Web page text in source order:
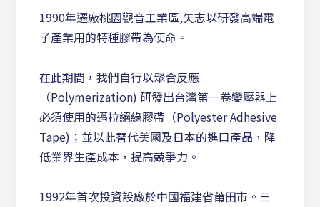
1990年遷廠桃園觀音工業區,矢志以研發高端電
子產業用的特種膠帶為使命。
在此期間，我們自行以聚合反應
（Polymerization) 研發出台灣第一卷變壓器上
必須使用的邁拉絕緣膠帶（Polyester Adhesive
Tape)；並以此替代美國及日本的進口產品，降
低業界生產成本，提高兢爭力。
1992年首次投資設廠於中國福建省莆田市。三